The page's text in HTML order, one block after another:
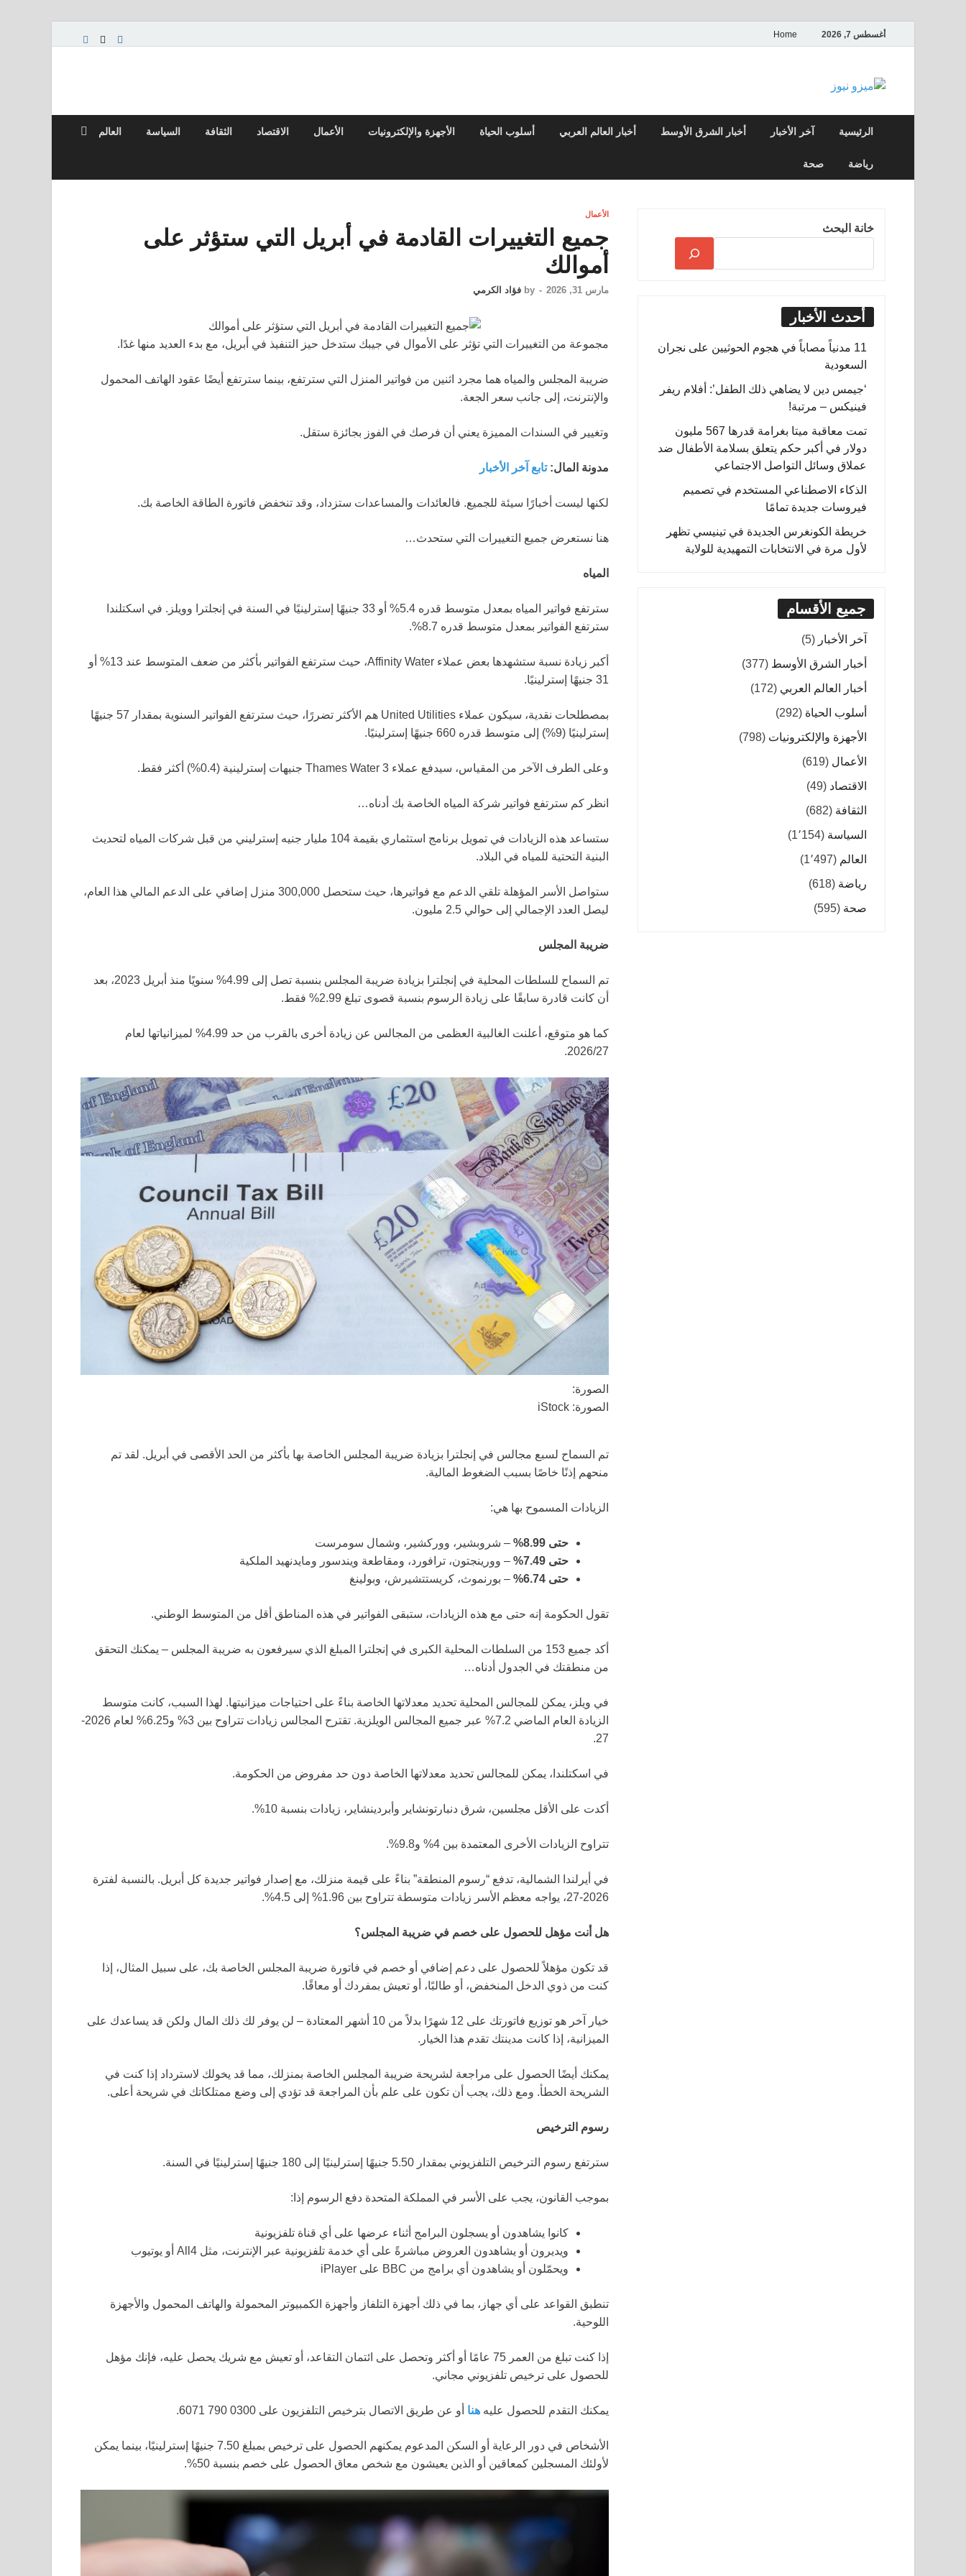
أغسطس 7, 2026 Home
ميزو نيوز
الرئيسية آخر الأخبار أخبار الشرق الأوسط أخبار العالم العربي أسلوب الحياة الأجهزة والإلكترونيات الأعمال الاقتصاد الثقافة السياسة العالم
رياضة صحة
الأعمال
جميع التغييرات القادمة في أبريل التي ستؤثر على
أموالك
مارس 31, 2026 -
by فؤاد الكرمي
مجموعة من التغييرات التي تؤثر على الأموال في جيبك ستدخل حيز التنفيذ في أبريل، مع بدء العديد منها غدًا.
ضريبة المجلس والمياه هما مجرد اثنين من فواتير المنزل التي سترتفع، بينما سترتفع أيضًا عقود الهاتف المحمول
والإنترنت، إلى جانب سعر الجعة.
وتغيير في السندات المميزة يعني أن فرصك في الفوز بجائزة ستقل.
مدونة المال:تابع آخر الأخبار
لكنها ليست أخبارًا سيئة للجميع. فالعائدات والمساعدات ستزداد، وقد تنخفض فاتورة الطاقة الخاصة بك.
هنا نستعرض جميع التغييرات التي ستحدث…
المياه
سترتفع فواتير المياه بمعدل متوسط قدره 5.4% أو 33 جنيهًا إسترلينيًا في السنة في إنجلترا وويلز. في اسكتلندا
سترتفع الفواتير بمعدل متوسط قدره 8.7%.
أكبر زيادة نسبة ستشهدها بعض عملاء Affinity Water، حيث سترتفع الفواتير بأكثر من ضعف المتوسط عند 13% أو
31 جنيهًا إسترلينيًا.
بمصطلحات نقدية، سيكون عملاء United Utilities هم الأكثر تضررًا، حيث سترتفع الفواتير السنوية بمقدار 57 جنيهًا
إسترلينيًا (9%) إلى متوسط قدره 660 جنيهًا إسترلينيًا.
وعلى الطرف الآخر من المقياس، سيدفع عملاء Thames Water 3 جنيهات إسترلينية (0.4%) أكثر فقط.
انظر كم سترتفع فواتير شركة المياه الخاصة بك أدناه…
ستساعد هذه الزيادات في تمويل برنامج استثماري بقيمة 104 مليار جنيه إسترليني من قبل شركات المياه لتحديث
البنية التحتية للمياه في البلاد.
ستواصل الأسر المؤهلة تلقي الدعم مع فواتيرها، حيث ستحصل 300,000 منزل إضافي على الدعم المالي هذا العام،
ليصل العدد الإجمالي إلى حوالي 2.5 مليون.
ضريبة المجلس
تم السماح للسلطات المحلية في إنجلترا بزيادة ضريبة المجلس بنسبة تصل إلى 4.99% سنويًا منذ أبريل 2023، بعد
أن كانت قادرة سابقًا على زيادة الرسوم بنسبة قصوى تبلغ 2.99% فقط.
كما هو متوقع، أعلنت الغالبية العظمى من المجالس عن زيادة أخرى بالقرب من حد 4.99% لميزانياتها لعام
2026/27.
الصورة:
الصورة: iStock
تم السماح لسبع مجالس في إنجلترا بزيادة ضريبة المجلس الخاصة بها بأكثر من الحد الأقصى في أبريل. لقد تم
منحهم إذنًا خاصًا بسبب الضغوط المالية.
الزيادات المسموح بها هي:
حتى 8.99%
– شروبشير، ووركشير، وشمال سومرست
حتى 7.49%
– وورينجتون، ترافورد، ومقاطعة ويندسور ومايدنهيد الملكية
حتى 6.74%
– بورنموث، كريستتشيرش، وبولينغ
تقول الحكومة إنه حتى مع هذه الزيادات، ستبقى الفواتير في هذه المناطق أقل من المتوسط الوطني.
أكد جميع 153 من السلطات المحلية الكبرى في إنجلترا المبلغ الذي سيرفعون به ضريبة المجلس – يمكنك التحقق
من منطقتك في الجدول أدناه…
في ويلز، يمكن للمجالس المحلية تحديد معدلاتها الخاصة بناءً على احتياجات ميزانيتها. لهذا السبب، كانت متوسط
الزيادة العام الماضي 7.2% عبر جميع المجالس الويلزية. تقترح المجالس زيادات تتراوح بين 3% و6.25% لعام 2026-
27.
في اسكتلندا، يمكن للمجالس تحديد معدلاتها الخاصة دون حد مفروض من الحكومة.
أكدت على الأقل مجلسين، شرق دنبارتونشاير وأبردينشاير، زيادات بنسبة 10%.
تتراوح الزيادات الأخرى المعتمدة بين 4% و9.8%.
في أيرلندا الشمالية، تدفع “رسوم المنطقة” بناءً على قيمة منزلك، مع إصدار فواتير جديدة كل أبريل. بالنسبة لفترة
2026-27، يواجه معظم الأسر زيادات متوسطة تتراوح بين 1.96% إلى 4.5%.
هل أنت مؤهل للحصول على خصم في ضريبة المجلس؟
قد تكون مؤهلاً للحصول على دعم إضافي أو خصم في فاتورة ضريبة المجلس الخاصة بك، على سبيل المثال، إذا
كنت من ذوي الدخل المنخفض، أو طالبًا، أو تعيش بمفردك أو معاقًا.
خيار آخر هو توزيع فاتورتك على 12 شهرًا بدلاً من 10 أشهر المعتادة – لن يوفر لك ذلك المال ولكن قد يساعدك على
الميزانية، إذا كانت مدينتك تقدم هذا الخيار.
يمكنك أيضًا الحصول على مراجعة لشريحة ضريبة المجلس الخاصة بمنزلك، مما قد يخولك لاسترداد إذا كنت في
الشريحة الخطأ. ومع ذلك، يجب أن تكون على علم بأن المراجعة قد تؤدي إلى وضع ممتلكاتك في شريحة أعلى.
رسوم الترخيص
سترتفع رسوم الترخيص التلفزيوني بمقدار 5.50 جنيهًا إسترلينيًا إلى 180 جنيهًا إسترلينيًا في السنة.
بموجب القانون، يجب على الأسر في المملكة المتحدة دفع الرسوم إذا:
كانوا يشاهدون أو يسجلون البرامج أثناء عرضها على أي قناة تلفزيونية
ويديرون أو يشاهدون العروض مباشرةً على أي خدمة تلفزيونية عبر الإنترنت، مثل All4 أو يوتيوب
ويحمّلون أو يشاهدون أي برامج من BBC على iPlayer
تنطبق القواعد على أي جهاز، بما في ذلك أجهزة التلفاز وأجهزة الكمبيوتر المحمولة والهاتف المحمول والأجهزة
اللوحية.
إذا كنت تبلغ من العمر 75 عامًا أو أكثر وتحصل على ائتمان التقاعد، أو تعيش مع شريك يحصل عليه، فإنك مؤهل
للحصول على ترخيص تلفزيوني مجاني.
يمكنك التقدم للحصول عليه هنا أو عن طريق الاتصال بترخيص التلفزيون على 0300 790 6071.
الأشخاص في دور الرعاية أو السكن المدعوم يمكنهم الحصول على ترخيص بمبلغ 7.50 جنيهًا إسترلينيًا، بينما يمكن
لأولئك المسجلين كمعاقين أو الذين يعيشون مع شخص معاق الحصول على خصم بنسبة 50%.
خانة البحث
أحدث الأخبار
11 مدنياً مصاباً في هجوم الحوثيين على نجران
السعودية
‘جيمس دين لا يضاهي ذلك الطفل’: أفلام ريفر
فينيكس – مرتبة!
تمت معاقبة ميتا بغرامة قدرها 567 مليون
دولار في أكبر حكم يتعلق بسلامة الأطفال ضد
عملاق وسائل التواصل الاجتماعي
الذكاء الاصطناعي المستخدم في تصميم
فيروسات جديدة تمامًا
خريطة الكونغرس الجديدة في تينيسي تظهر
لأول مرة في الانتخابات التمهيدية للولاية
جميع الأقسام
آخر الأخبار (5)
أخبار الشرق الأوسط (377)
أخبار العالم العربي (172)
أسلوب الحياة (292)
الأجهزة والإلكترونيات (798)
الأعمال (619)
الاقتصاد (49)
الثقافة (682)
السياسة (1٬154)
العالم (1٬497)
رياضة (618)
صحة (595)